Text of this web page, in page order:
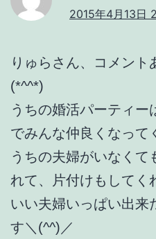
2015年4月13日
りゅらさん、コメント
(*^^*)
うちの婚活パーティー
でみんな仲良くなって
うちの夫婦がいなくて
れて、片付けもしてく
いい夫婦いっぱい出来
す＼(^^)／